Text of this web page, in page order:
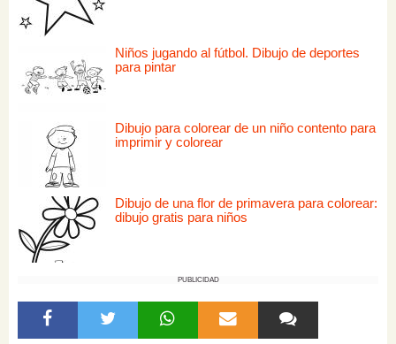
Niños jugando al fútbol. Dibujo de deportes
para pintar
Dibujo para colorear de un niño contento para
imprimir y colorear
Dibujo de una flor de primavera para colorear:
dibujo gratis para niños
PUBLICIDAD